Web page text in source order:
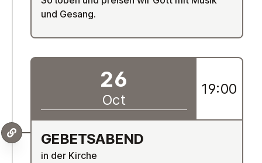
und Gesang.
GE­B­ETSABEND
in der Kirche
26
Oct
19:00